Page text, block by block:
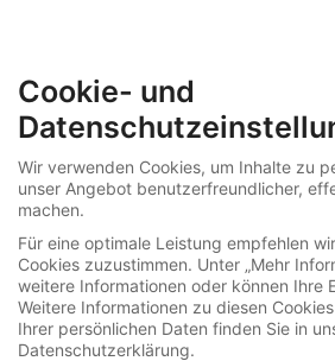
Termine
Durchsuchen Sie 0 Lose in
Schmuck
Suche
Cookie- und
Wir verwenden Cookies, um Inhalte zu
unser Angebot benutzerfreundlicher,
machen.
Für eine optimale Leistung empfehlen
Cookies zuzustimmen. Unter „Mehr
weitere Informationen oder können Ihre
Weitere Informationen zu diesen
Ihrer persönlichen Daten finden Sie in
Datenschutzerklärung.